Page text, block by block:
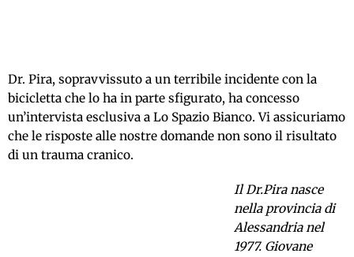
Dr. Pira, sopravvissuto a un terribile incidente con la
bicicletta che lo ha in parte sfigurato, ha concesso
un’intervista esclusiva a Lo Spazio Bianco. Vi assicuriamo
che le risposte alle nostre domande non sono il risultato
di un trauma cranico.
Il Dr.Pira nasce
nella provincia di
Alessandria nel
1977. Giovane